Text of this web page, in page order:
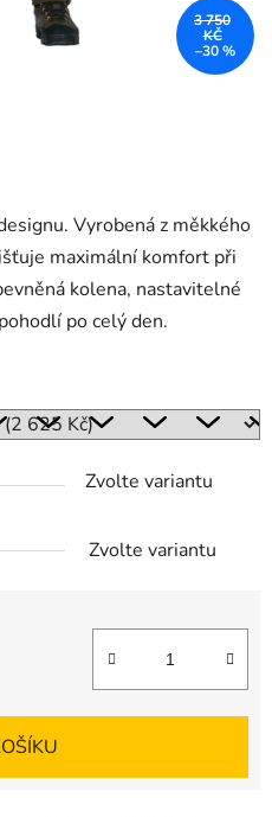
Vyrobená z měkkého
maximální komfort při
kolena, nastavitelné
po celý den.
Zvolte variantu
Zvolte variantu
3 750
KČ
–30 %